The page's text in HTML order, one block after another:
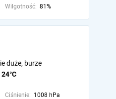
Wilgotność: 81%
24°C
duże, burze
Ciśnienie: 1008 hPa